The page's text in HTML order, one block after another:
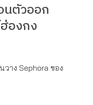
นตัวออก
องกง